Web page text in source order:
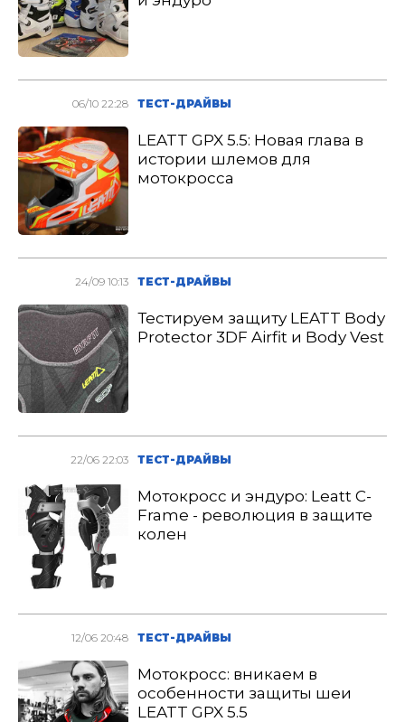
06/10 22:28 ТЕСТ-ДРАЙВЫ
LEATT GPX 5.5: Новая глава в
истории шлемов для
мотокросса
24/09 10:13 ТЕСТ-ДРАЙВЫ
Тестируем защиту LEATT Body
Protector 3DF Airfit и Body Vest
22/06 22:03 ТЕСТ-ДРАЙВЫ
Мотокросс и эндуро: Leatt C-
Frame - революция в защите
колен
12/06 20:48 ТЕСТ-ДРАЙВЫ
Мотокросс: вникаем в
особенности защиты шеи
LEATT GPX 5.5